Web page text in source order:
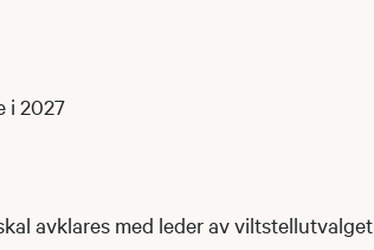
i 2027
avklares med leder av viltstellutvalget